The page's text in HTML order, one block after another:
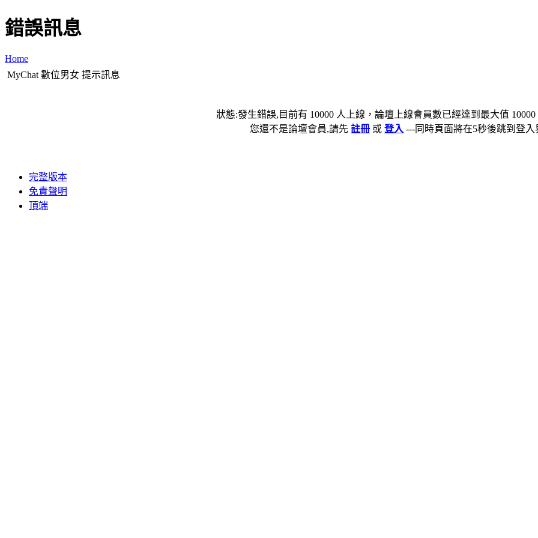
錯誤訊息
Home
MyChat 數位男女 提示訊息
狀態:發生錯誤,目前有 10000 人上線，論壇上線會員數已經達到最大值
您還不是論壇會員,請先 註冊 或 登入 ---同時頁面將在5秒後跳到登入
完整版本
免責聲明
頂端